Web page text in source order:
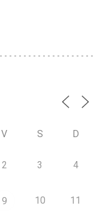
V S D
2 3 4
9 10 11